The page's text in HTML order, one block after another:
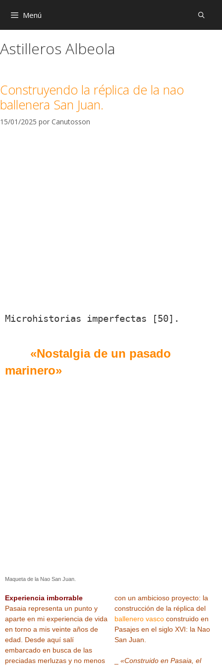
Menú
Astilleros Albeola
Construyendo la réplica de la nao
ballenera San Juan.
15/01/2025 por Canutosson
Microhistorias imperfectas [50].
«Nostalgia de un pasado
marinero»
Maqueta de la Nao San Juan.
Experiencia imborrable
Pasaia representa un punto y
aparte en mi experiencia de vida
en torno a mis veinte años de
edad. Desde aquí salí
embarcado en busca de las
preciadas merluzas y no menos
con un ambicioso proyecto: la
construcción de la réplica del
ballenero vasco construido en
Pasajes en el siglo XVI: la Nao
San Juan.
«Construido en Pasaia, el